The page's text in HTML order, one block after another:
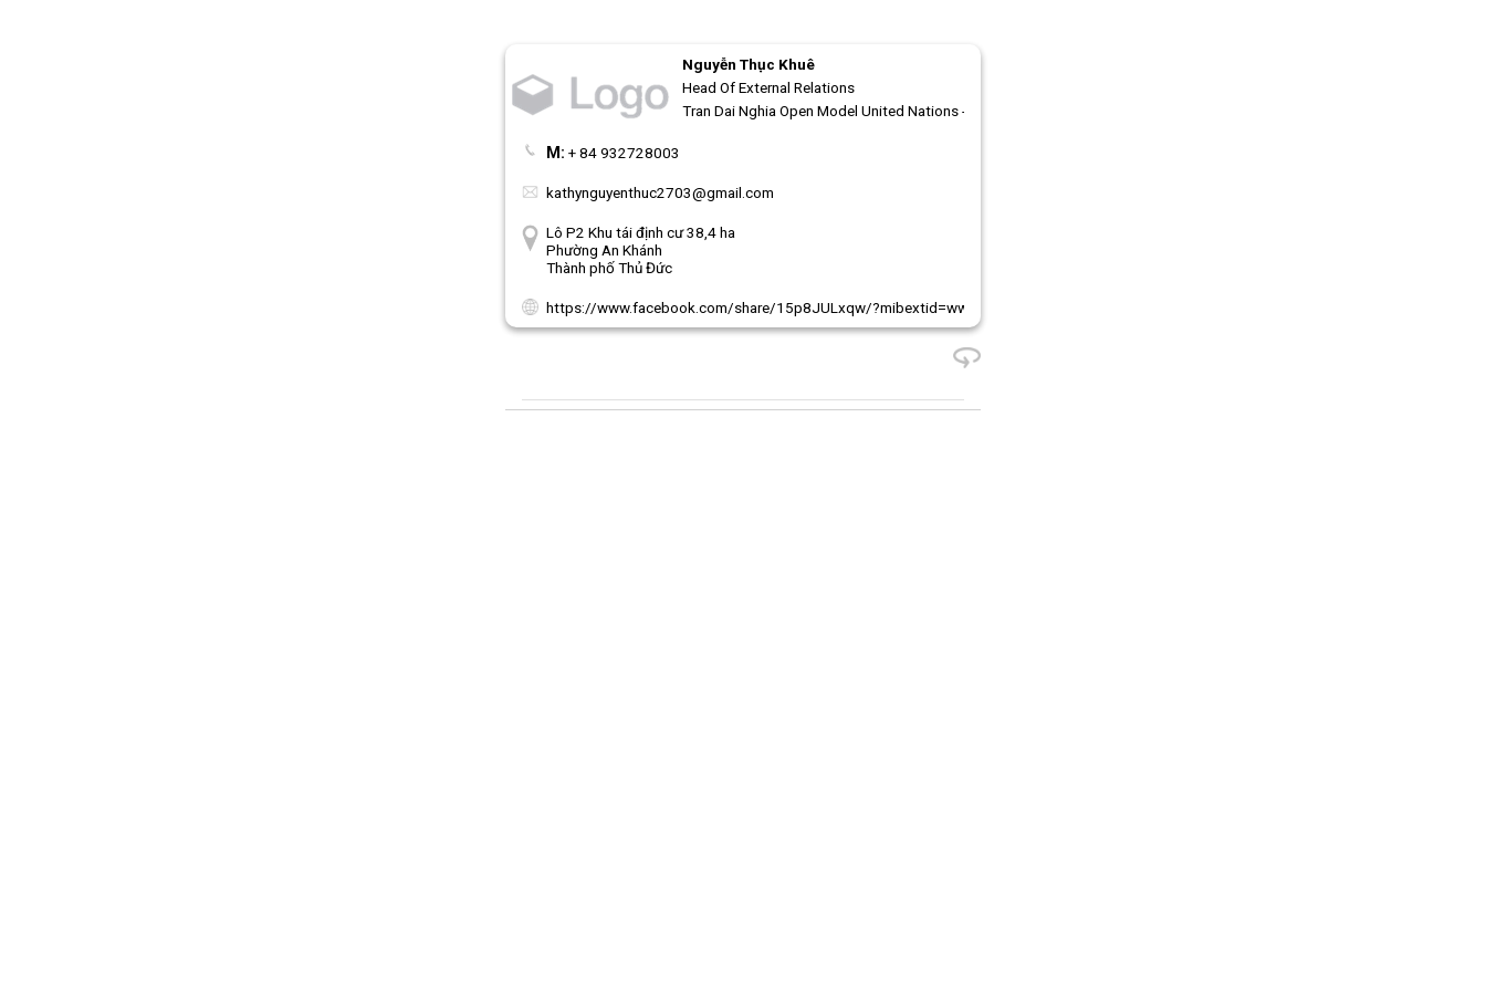
Nguyễn Thục Khuê
Head Of External Relations
Tran Dai Nghia Open Model United Nations - TOMUN
M: + 84 932728003
kathynguyenthuc2703@gmail.com
Lô P2 Khu tái định cư 38,4 ha
Phường An Khánh
Thành phố Thủ Đức
https://www.facebook.com/share/15p8JULxqw/?mibextid=wwXIfr